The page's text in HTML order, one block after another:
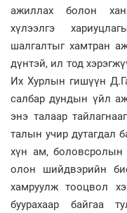
ажиллах болон
хүлээлгэ
шалгалтыг хамтран
дүнтэй, ил тод
Их Хурлын гишүүн
салбар дундын үйл
энэ талаар
талын учир дутагдал
хүн ам, боловсролын
олон шийдвэрийн
хамруулж тооцвол
буурахаар байгаа